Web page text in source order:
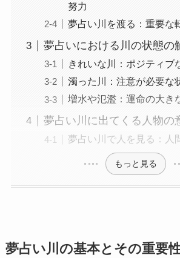
努力
夢占い川を渡る：重要な
夢占いにおける川の状態の
きれいな川：ポジティブ
濁った川：注意が必要な
増水や氾濫：運命の大き
夢占い川に出てくる人物の
夢占い川で人を見る：人
もっと見る
夢占い川の基本とその重要